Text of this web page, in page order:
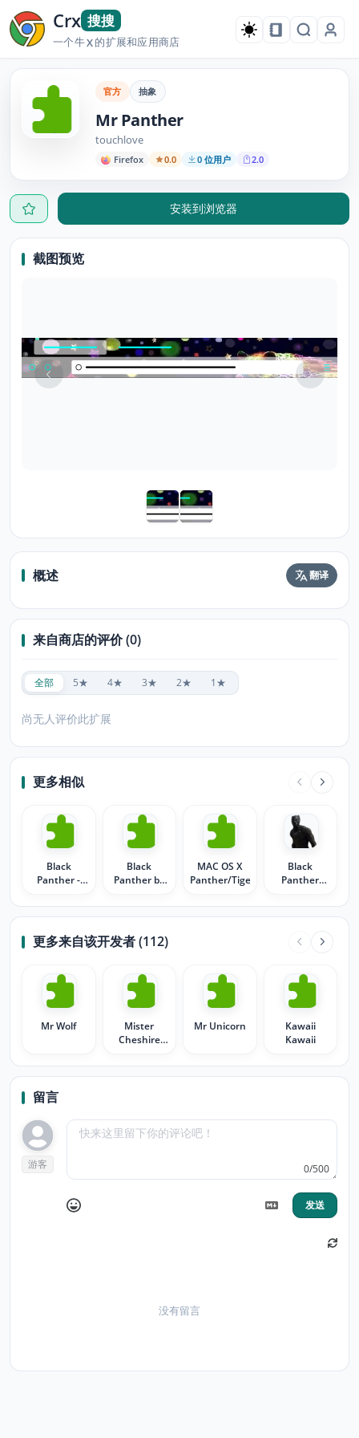
Crx 搜搜
一个牛X的扩展和应用商店
官方 抽象
Mr Panther
touchlove
Firefox 0.0 0 位用户 2.0
安装到浏览器
截图预览
概述 翻译
来自商店的评价 (0)
全部 5★ 4★ 3★ 2★ 1★
尚无人评价此扩展
更多相似
Black
Panther -
Black
Panther by
MAC OS X
Panther/Tiger
Black
Panther
New Tab
Theme
更多来自该开发者 (112)
Mr Wolf
Mister
Cheshire
Mr Unicorn
Kawaii
Kawaii
留言
游客 0/500
发送
没有留言